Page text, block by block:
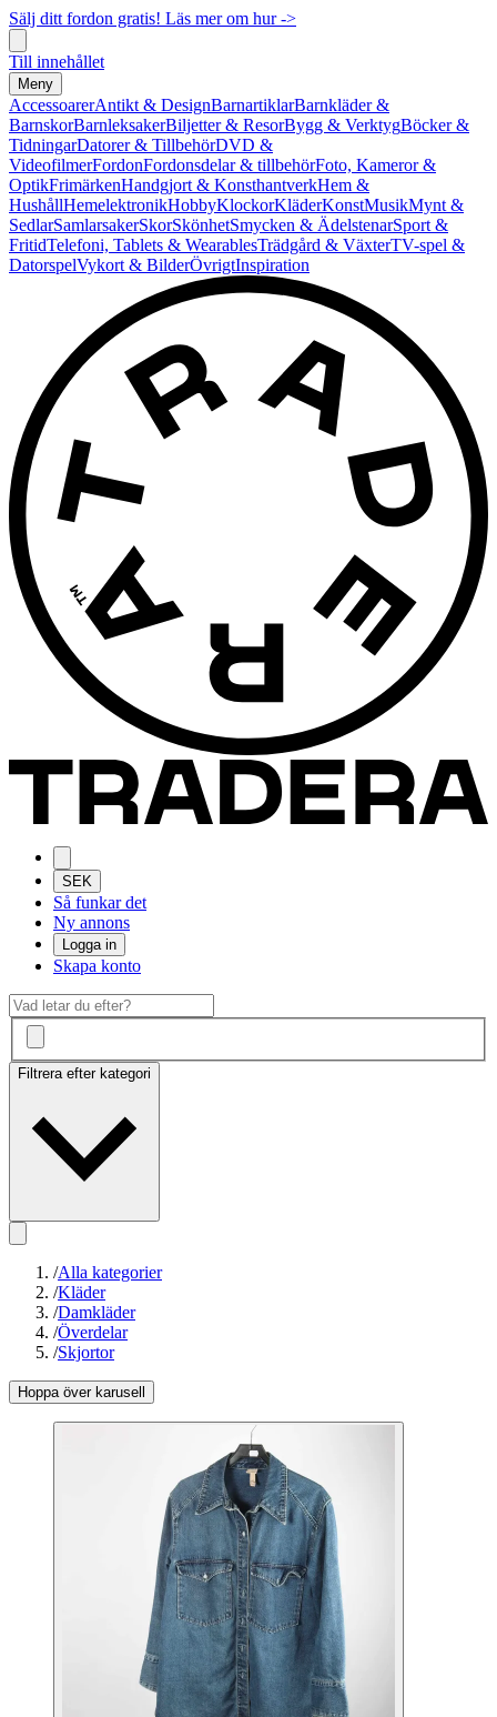
Sälj ditt fordon gratis! Läs mer om hur ->
Till innehållet
Meny
AccessoarerAntikt & DesignBarnartiklarBarnkläder &
BarnskorBarnleksakerBiljetter & ResorBygg & VerktygBöcker &
TidningarDatorer & TillbehörDVD &
VideofilmerFordonFordonsdelar & tillbehörFoto, Kameror &
OptikFrimärkenHandgjort & KonsthantverkHem &
HushållHemelektronikHobbyKlockorKläderKonstMusikMynt &
SedlarSamlarsakerSkorSkönhetSmycken & ÄdelstenarSport &
FritidTelefoni, Tablets & WearablesTrädgård & VäxterTV-spel &
DatorspelVykort & BilderÖvrigtInspiration
SEK
Så funkar det
Ny annons
Logga in
Skapa konto
Filtrera efter kategori
/Alla kategorier
/Kläder
/Damkläder
/Överdelar
/Skjortor
Hoppa över karusell